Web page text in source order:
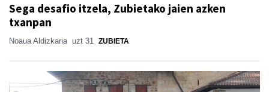
Sega desafio itzela, Zubietako jaien azken
txanpan
Noaua Aldizkaria uzt 31 ZUBIETA